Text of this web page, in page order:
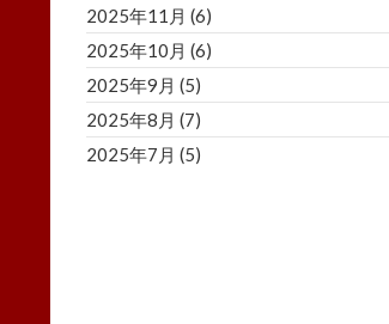
2025年11月 (6)
2025年10月 (6)
2025年9月 (5)
2025年8月 (7)
2025年7月 (5)